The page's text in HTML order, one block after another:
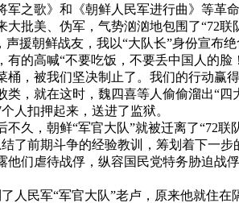
之歌》和《朝鲜人民军进行曲》等革
大批美、伪军，气势汹汹地包围了“72联
援朝鲜战友，我以“大队长”身份宣布
的高喊“不要吃饭，不要丢中国人的脸
，被我们坚决制止了。我们的行动赢
，就在这时，魏四喜等人偷偷溜出“四
个人扣押起来，送进了监狱。
久，朝鲜“军官大队”就被迁离了“72联
了前期斗争的经验教训，筹划着下一步
们虐待战俘，纵容国民党特务胁迫战
人民军“军官大队”老卢，原来他就住在